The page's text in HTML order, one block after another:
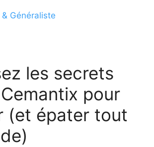
Généraliste
les secrets
pour
(et épater tout